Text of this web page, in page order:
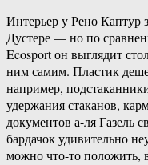
Интерьер у Рено Каптур
Дустере — но по
Ecosport он выглядит
ним самим. Пластик
например,
удержания стаканов,
документов а-ля Газель
бардачок удивительно
можно что-то положить,